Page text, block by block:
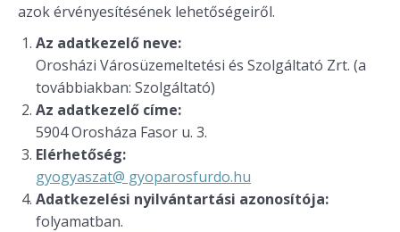
azok érvényesítésének lehetőségeiről.
Az adatkezelő neve:
Orosházi Városüzemeltetési és Szolgáltató Zrt. (a
továbbiakban: Szolgáltató)
Az adatkezelő címe:
5904 Orosháza Fasor u. 3.
Elérhetőség:
gyogyaszat@ gyoparosfurdo.hu
Adatkezelési nyilvántartási azonosítója:
folyamatban.